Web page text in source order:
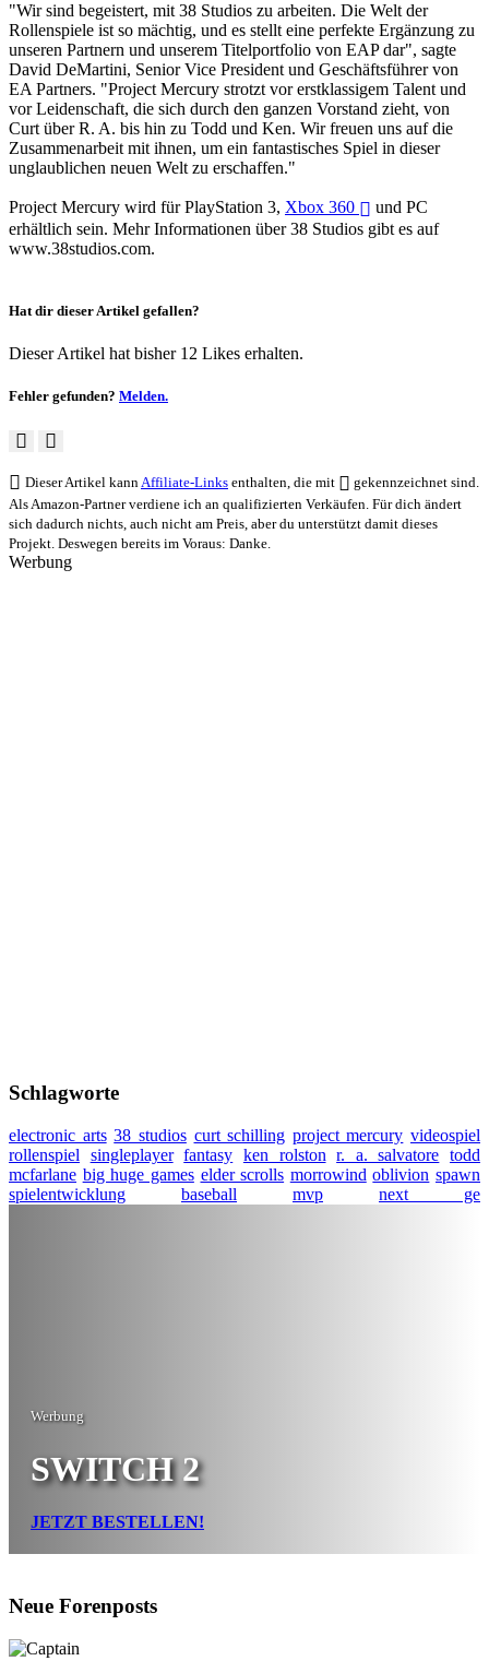
"Wir sind begeistert, mit 38 Studios zu arbeiten. Die Welt der
Rollenspiele ist so mächtig, und es stellt eine perfekte Ergänzung zu
unseren Partnern und unserem Titelportfolio von EAP dar", sagte
David DeMartini, Senior Vice President und Geschäftsführer von
EA Partners. "Project Mercury strotzt vor erstklassigem Talent und
vor Leidenschaft, die sich durch den ganzen Vorstand zieht, von
Curt über R. A. bis hin zu Todd und Ken. Wir freuen uns auf die
Zusammenarbeit mit ihnen, um ein fantastisches Spiel in dieser
unglaublichen neuen Welt zu erschaffen."
Project Mercury wird für PlayStation 3, Xbox 360
und PC
erhältlich sein. Mehr Informationen über 38 Studios gibt es auf
www.38studios.com.
Hat dir dieser Artikel gefallen?
Dieser Artikel hat bisher 12 Likes erhalten.
Fehler gefunden? Melden.
Dieser Artikel kann Affiliate-Links enthalten, die mit
gekennzeichnet sind.
Als Amazon-Partner verdiene ich an qualifizierten Verkäufen. Für dich ändert
sich dadurch nichts, auch nicht am Preis, aber du unterstützt damit dieses
Projekt. Deswegen bereits im Voraus: Danke.
Werbung
Schlagworte
electronic arts 38 studios curt schilling project mercury videospiel
rollenspiel
singleplayer fantasy ken rolston r. a. salvatore todd
mcfarlane big huge games elder scrolls morrowind oblivion spawn
spielentwicklung
baseball mvp next ge
Werbung
SWITCH 2
JETZT BESTELLEN!
Neue Forenposts